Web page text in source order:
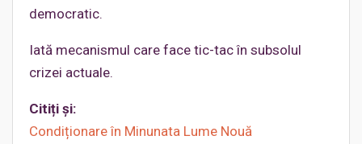
democratic.
Iată mecanismul care face tic-tac în subsolul
crizei actuale.
Citiți și:
Condiționare în Minunata Lume Nouă